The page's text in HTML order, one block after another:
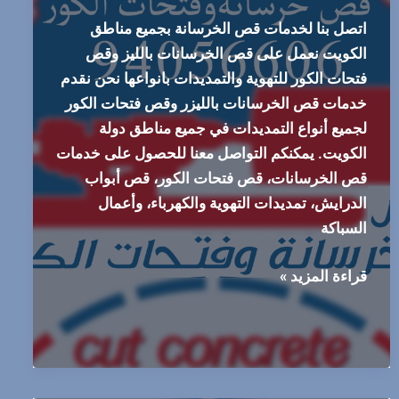
اتصل بنا لخدمات قص الخرسانة بجميع مناطق
الكويت نعمل على قص الخرسانات بالليز وقص
فتحات الكور للتهوية والتمديدات بانواعها نحن نقدم
خدمات قص الخرسانات بالليزر وقص فتحات الكور
لجميع أنواع التمديدات في جميع مناطق دولة
الكويت. يمكنكم التواصل معنا للحصول على خدمات
قص الخرسانات، قص فتحات الكور، قص أبواب
الدرايش، تمديدات التهوية والكهرباء، وأعمال
السباكة
قص
الخرسانات
المعتمد
66341178
قراءة المزيد »